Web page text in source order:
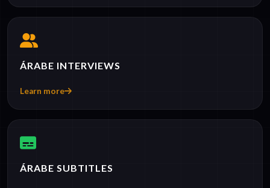
ÁRABE INTERVIEWS
Learn more
ÁRABE SUBTITLES